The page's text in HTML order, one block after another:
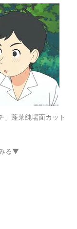
」蓬莱純場面カット
る▼